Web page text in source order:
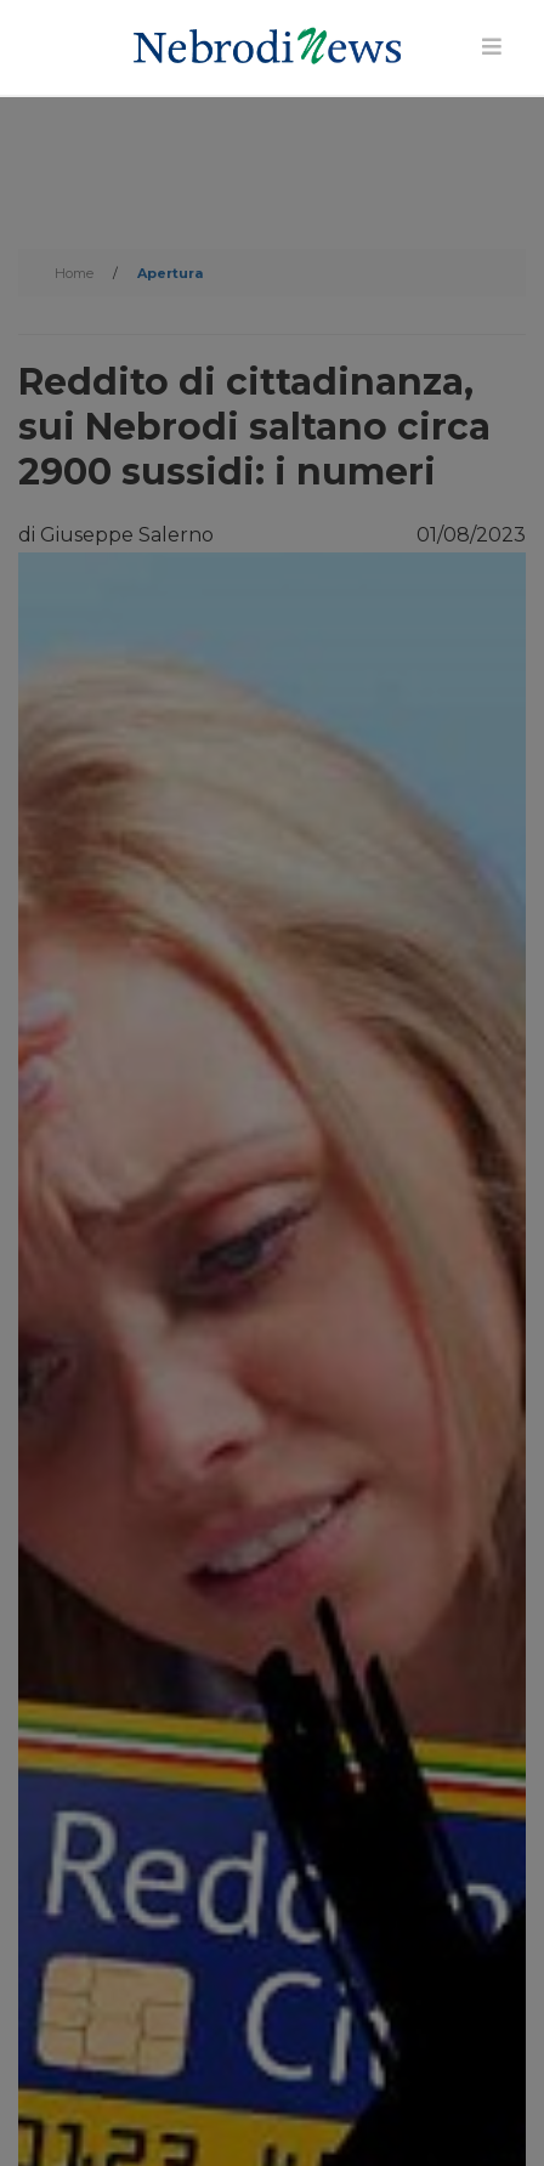
Home / Apertura
Reddito di cittadinanza,
sui Nebrodi saltano circa
2900 sussidi: i numeri
di Giuseppe Salerno 01/08/2023